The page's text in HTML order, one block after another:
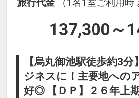
旅行代金
（1名1室ご利用
137,300～
【烏丸御池駅徒歩約3
ジネスに！主要地への
好◎ 【ＤＰ】２６年上